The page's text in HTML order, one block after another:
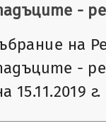
-
на
-
15.11.2019